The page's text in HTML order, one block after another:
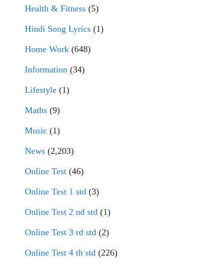
Health & Fitness (5)
Hindi Song Lyrics (1)
Home Work (648)
Information (34)
Lifestyle (1)
Maths (9)
Music (1)
News (2,203)
Online Test (46)
Online Test 1 std (3)
Online Test 2 nd std (1)
Online Test 3 rd std (2)
Online Test 4 th std (226)